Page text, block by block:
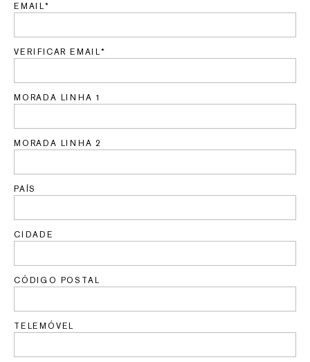
EMAIL*
VERIFICAR EMAIL*
MORADA LINHA 1
MORADA LINHA 2
PAÍS
CIDADE
CÓDIGO POSTAL
TELEMÓVEL